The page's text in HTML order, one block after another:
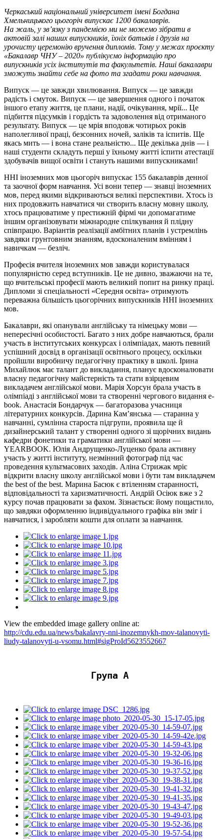
Черкаський національний університет імені Богдана
Хмельницького цьогоріч випускає 1200 бакалаврів.
На жаль, у зв’язку з пандемією ми не можемо зібрати в
актовій залі наших випускників, їхніх батьків і друзів на
урочисту церемонію вручення дипломів. Тому у межах проєкту
«Бакалавр ЧНУ – 2020» публікуємо інформацію про
випускників усіх інститутів та факультетів. Наші бакалаври
зможуть знайти себе на фото та згадати роки навчання.
Випуск — це завжди хвилювання. Випуск — це завжди
радість і смуток. Випуск — це завершення одного і початок
іншого етапу життя, це плани, надії, очікування, мрії... Це
підбиття підсумків і гордість та задоволення від отриманого
результату. Випуск — це мрія вподовж чотирьох років
наполегливої праці, безсонних ночей, заліків та іспитів. Ще
якась мить — і вона стане реальністю... Ще декілька днів — і
наші студенти складуть перші у їхньому житті іспити атестації
здобувачів вищої освіти і стануть нашими випускниками!
ННІ іноземних мов цьогоріч випускає 155 бакалаврів денної
та заочної форм навчання. Усі вони тепер — знавці іноземних
мов, перед якими відкриваються великі перспективи. Хтось із
них продовжить навчатися чи створить власну мовну школу,
хтось працюватиме у престижній фірмі чи допомагатиме
іншим організовувати міжнародне спілкування й плідну
співпрацю. Варіантів реалізації амбітних планів і устремлінь
завдяки грунтовним знанням, вдосконаленим вмінням і
навичкам — безліч.
Професія вчителя іноземних мов завжди користувалася
популярністю серед вступників. Це не дивно, зважаючи на те,
що вчительські професії мають великий попит на ринку праці.
Дипломи зі спеціальності «Середня освіта» отримують
переважна більшість цьогорічних випускників ННІ іноземних
мов.
Бакалаври, які опанували англійську та німецьку мови —
непересічні особистості. Багато з них добре навчаються, брали
участь в інститутських конкурсах і олімпіадах, мають певний
успішний досвід в організації освітнього процесу, оскільки
пройшли виробничу педагогічну практику в школі. Ірина
Михайлюк має талант до викладання, планує вдосконалювати
власну педагогічну майстерність та стати взірцевим
викладачем англійської мови. Марія Хорсун брала участь в
олiмпiадi з англiйськоï мови та створенні чергового видання e-
book. Анастасія Бондарчук — багаторазова учасниця
літературних конкурсів. Дарина Кам’янська — старанна у
навчанні, сумлінна староста підгрупи, проявила ще й
дизайнерський талант у створенні одного зі щорічних видань
кафедри фонетики та граматики англійської мови —
YEARBOOK. Юлія Андрущенко-Луценко брала активну
участь у житті інституту, незмінний фотограф під час
проведення культмасових заходів. Аліна Стрижак мріє
відкрити власну школу англійської мови і бути там викладачем
the best of the best. Марина Басюк є втіленням старанності,
відповідальності та харизматичності. Андрій Осіюк вже з 2
курсу почав працювати за фахом. Зізнається: йому пощастило,
що завдяки оформленню індивідуального графіка він зміг і
навчатися, і заробляти кошти для оплати за навчання.
View the embedded image gallery online at:
http://cdu.edu.ua/news/bakalavry-nni-inozemnykh-mov-talanovyti-
liudy-talanovyti-u-vsomu.html#sigProId5623552667
Група А